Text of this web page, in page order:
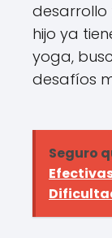
desarrollo
hijo ya
yoga,
desafíos
Seguro